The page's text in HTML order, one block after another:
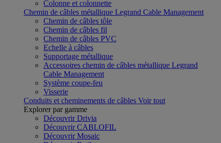
Colonne et colonnette
Chemin de câbles métallique Legrand Cable Management
Chemin de câbles tôle
Chemin de câbles fil
Chemin de câbles PVC
Echelle à câbles
Supportage métallique
Accessoires chemin de câbles métallique Legrand
Cable Management
Système coupe-feu
Visserie
Conduits et cheminements de câbles Voir tout
Explorer par gamme
Découvrir Drivia
Découvrir CABLOFIL
Découvrir Mosaic